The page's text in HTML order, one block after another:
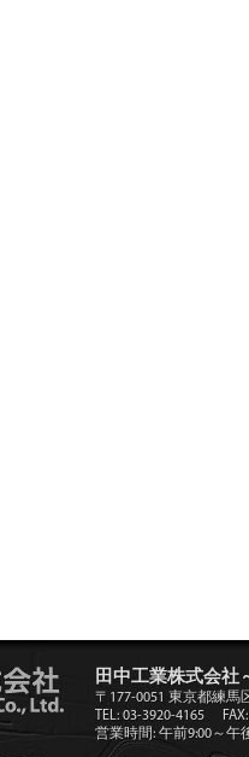
田中工業株式会社
〒177-0051 東京都練馬
TEL: 03-3920-4165
営業時間: 午前9:00～午